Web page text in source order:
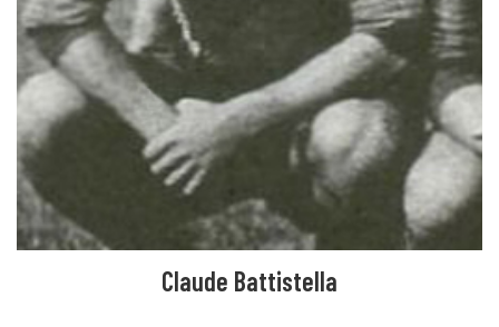
Claude Battistella